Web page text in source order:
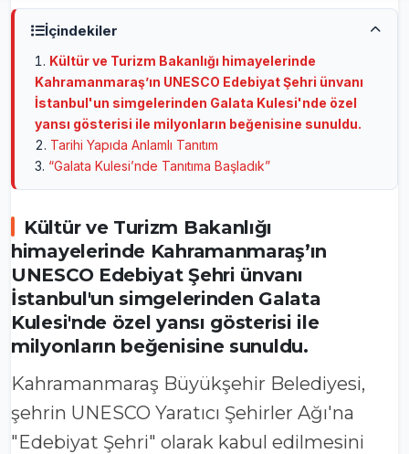
İçindekiler
Kültür ve Turizm Bakanlığı himayelerinde
Kahramanmaraş’ın UNESCO Edebiyat Şehri ünvanı
İstanbul'un simgelerinden Galata Kulesi'nde özel
yansı gösterisi ile milyonların beğenisine sunuldu.
Tarihi Yapıda Anlamlı Tanıtım
“Galata Kulesi’nde Tanıtıma Başladık”
Kültür ve Turizm Bakanlığı
himayelerinde Kahramanmaraş’ın
UNESCO Edebiyat Şehri ünvanı
İstanbul'un simgelerinden Galata
Kulesi'nde özel yansı gösterisi ile
milyonların beğenisine sunuldu.
Kahramanmaraş Büyükşehir Belediyesi,
şehrin UNESCO Yaratıcı Şehirler Ağı'na
"Edebiyat Şehri" olarak kabul edilmesini